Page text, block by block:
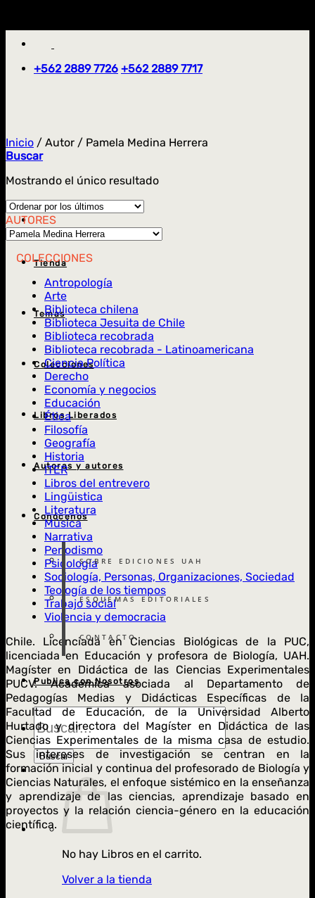
+562 2889 7726 +562 2889 7717
Tienda
Temas
Colecciones
Libros Liberados
Autoras y autores
Conócenos
SOBRE EDICIONES UAH
ESQUEMAS EDITORIALES
CONTACTO
Publica con Nosotros
Búsqueda
de
Libros
Buscar
No hay Libros en el carrito.
Volver a la tienda
Inicio / Autor / Pamela Medina Herrera
Buscar
Mostrando el único resultado
AUTORES
COLECCIONES
Antropología
Arte
Biblioteca chilena
Biblioteca Jesuita de Chile
Biblioteca recobrada
Biblioteca recobrada - Latinoamericana
Ciencia Política
Derecho
Economía y negocios
Educación
Ética
Filosofía
Geografía
Historia
ITER
Libros del entrevero
Lingüistica
Literatura
Música
Narrativa
Periodismo
Psicología
Sociología, Personas, Organizaciones, Sociedad
Teología de los tiempos
Trabajo social
Violencia y democracia
Chile. Licenciada en Ciencias Biológicas de la PUC,
licenciada en Educación y profesora de Biología, UAH.
Magíster en Didáctica de las Ciencias Experimentales
PUCV. Académica asociada al Departamento de
Pedagogías Medias y Didácticas Específicas de la
Facultad de Educación, de la Universidad Alberto
Hurtado y directora del Magíster en Didáctica de las
Ciencias Experimentales de la misma casa de estudio.
Sus intereses de investigación se centran en la
formación inicial y continua del profesorado de Biología y
Ciencias Naturales, el enfoque sistémico en la enseñanza
y aprendizaje de las ciencias, aprendizaje basado en
proyectos y la relación ciencia-género en la educación
científica.